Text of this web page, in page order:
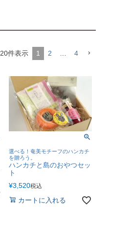
20件表示 1 2 4
選べる！奄美モチーフのハンカチ
を贈ろう。
ハンカチと島のおやつセッ
ト
¥3,520税込
カートに入れる